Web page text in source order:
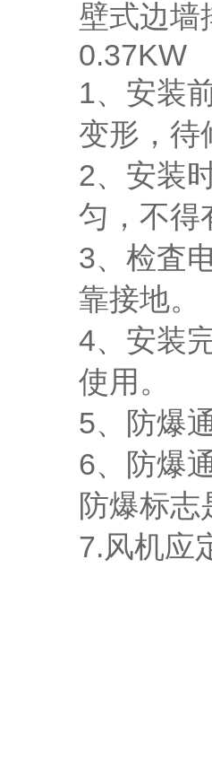
1、安装
变形，待
2、安装
匀，不得
3、检査
靠接地。
4、安装
使用。
5、防爆
6、防爆
防爆标志
7.风机应